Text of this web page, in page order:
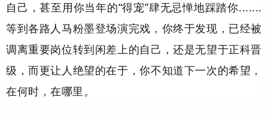
自己，甚至用你当年的“得宠”肆无忌惮地踩踏你.......
等到各路人马粉墨登场演完戏，你终于发现，已经被
调离重要岗位转到闲差上的自己，还是无望于正科晋
级，而更让人绝望的在于，你不知道下一次的希望，
在何时，在哪里。